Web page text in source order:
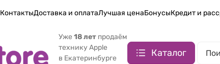
КонтактыДоставка и оплатаЛучшая ценаБонусыКредит и
Уже 18 лет продаём
технику Apple
в Екатеринбурге
Каталог